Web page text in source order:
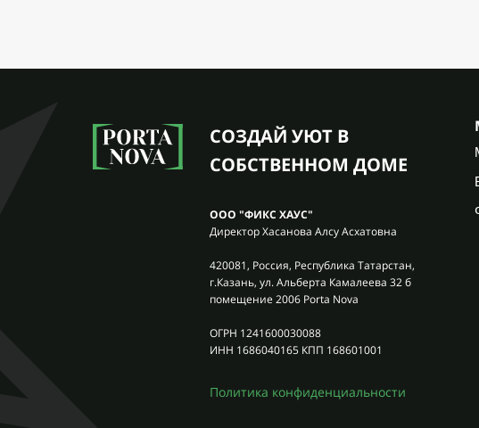
СОЗДАЙ УЮТ В
СОБСТВЕННОМ ДОМЕ
ООО "ФИКС ХАУС"
Директор Хасанова Алсу Асхатовна
420081, Россия, Республика Татарстан,
г.Казань, ул. Альберта Камалеева 32 б
помещение 2006 Porta Nova
ОГРН 1241600030088
ИНН 1686040165 КПП 168601001
Политика конфиденциальности